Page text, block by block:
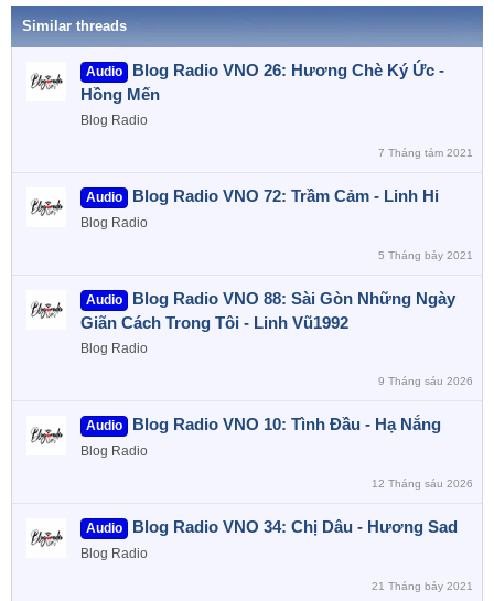
Similar threads
Audio
Blog Radio VNO 26: Hương Chè Ký Ức -
Hồng Mến
Blog Radio
7 Tháng tám 2021
Audio Blog Radio VNO 72: Trầm Cảm - Linh Hi
Blog Radio
5 Tháng bảy 2021
Audio
Blog Radio VNO 88: Sài Gòn Những Ngày
Giãn Cách Trong Tôi - Linh Vũ1992
Blog Radio
9 Tháng sáu 2026
Audio Blog Radio VNO 10: Tình Đầu - Hạ Nắng
Blog Radio
12 Tháng sáu 2026
Audio Blog Radio VNO 34: Chị Dâu - Hương Sad
Blog Radio
21 Tháng bảy 2021